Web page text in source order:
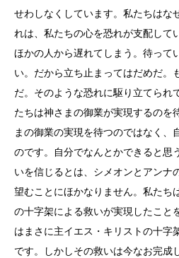
せわしなくしています。私たちはな
れは、私たちの心を恐れが支配して
ほかの人から遅れてしまう。待って
い。だから立ち止まってはだめだ。
だ。そのような恐れに駆り立てられ
たちは神さまの御業が実現するのを
まの御業の実現を待つのではなく、
のです。自分でなんとかできると思
いを信じるとは、シメオンとアンナ
望むことにほかなりません。私たち
の十字架による救いが実現したこと
はまさに主イエス・キリストの十字
です。しかしその救いは今なお完成